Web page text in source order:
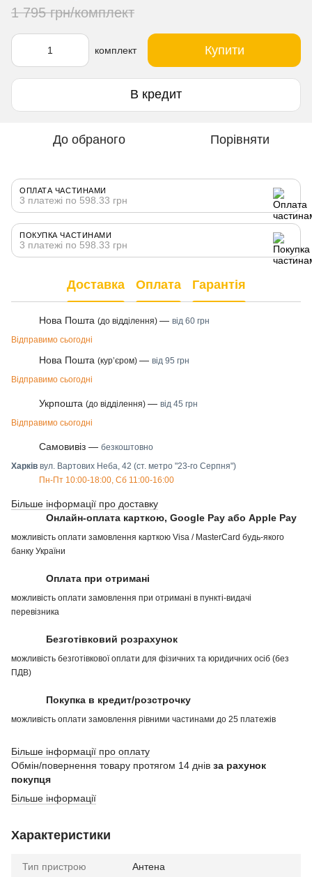
1 795 грн/комплект
комплект Купити
В кредит
До обраного Порівняти
ОПЛАТА ЧАСТИНАМИ
3 платежі по 598.33 грн
ПОКУПКА ЧАСТИНАМИ
3 платежі по 598.33 грн
Доставка Оплата Гарантія
Нова Пошта (до відділення) — від 60 грн
Відправимо сьогодні
Нова Пошта (курʼєром) — від 95 грн
Відправимо сьогодні
Укрпошта (до відділення) — від 45 грн
Відправимо сьогодні
Самовивіз — безкоштовно
Харків вул. Вартових Неба, 42 (ст. метро "23-го Серпня")
Пн-Пт 10:00-18:00, Сб 11:00-16:00
Більше інформації про доставку
Онлайн-оплата карткою, Google Pay або Apple Pay
можливість оплати замовлення карткою Visa / MasterCard будь-якого
банку України
Оплата при отримані
можливість оплати замовлення при отримані в пункті-видачі
перевізника
Безготівковий розрахунок
можливість безготівкової оплати для фізичних та юридичних осіб (без
ПДВ)
Покупка в кредит/розстрочку
можливість оплати замовлення рівними частинами до 25 платежів
Більше інформації про оплату
Обмін/повернення товару протягом 14 днів за рахунок
покупця
Більше інформації
Характеристики
Тип пристрою Антена